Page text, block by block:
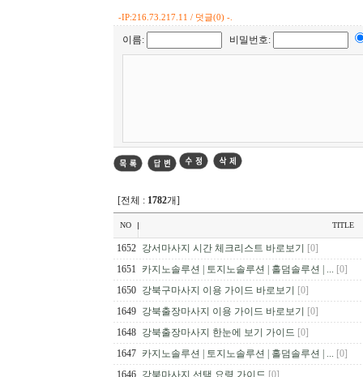
-IP:216.73.217.11 / 덧글(0) -.
이름: 비밀번호:
[전체 : 1782개]
NO TITLE
1652 강서마사지 시간 체크리스트 바로보기
[0]
1651
카지노솔루션 | 토지노솔루션 | 홀덤솔루션 | ... [0]
1650 강북구마사지 이용 가이드 바로보기
[0]
1649 강북출장마사지 이용 가이드 바로보기
[0]
1648 강북출장마사지 한눈에 보기 가이드 [0]
1647 카지노솔루션 | 토지노솔루션 | 홀덤솔루션 | ... [0]
1646 강북마사지 선택 요령 가이드 [0]